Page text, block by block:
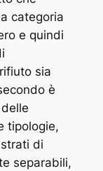
categoria
e quindi
sia
è
tipologie,
di
separabili,